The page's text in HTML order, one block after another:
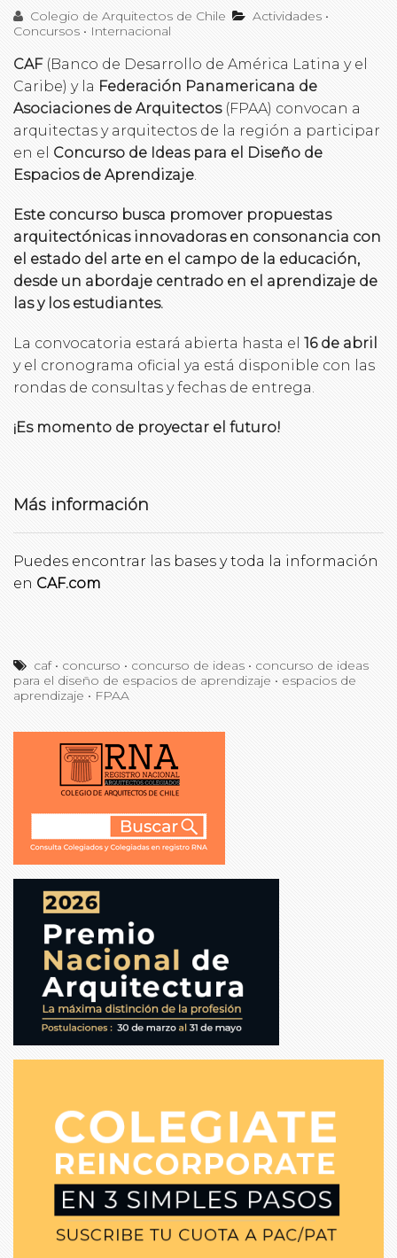
Colegio de Arquitectos de Chile Actividades •
Concursos • Internacional
CAF(Banco de Desarrollo de América Latina y el
Caribe) y la Federación Panamericana de
Asociaciones de Arquitectos(FPAA) convocan a
arquitectas y arquitectos de la región a participar
en el Concurso de Ideas para el Diseño de
Espacios de Aprendizaje.
Este concurso busca promover propuestas
arquitectónicas innovadoras en consonancia con
el estado del arte en el campo de la educación,
desde un abordaje centrado en el aprendizaje de
las y los estudiantes.
La convocatoria estará abierta hasta el 16 de abril
y el cronograma oficial ya está disponible con las
rondas de consultas y fechas de entrega.
¡Es momento de proyectar el futuro!
Más información
Puedes encontrar las bases y toda la información
en CAF.com
caf• concurso • concurso de ideas • concurso de ideas
para el diseño de espacios de aprendizaje • espacios de
aprendizaje • FPAA